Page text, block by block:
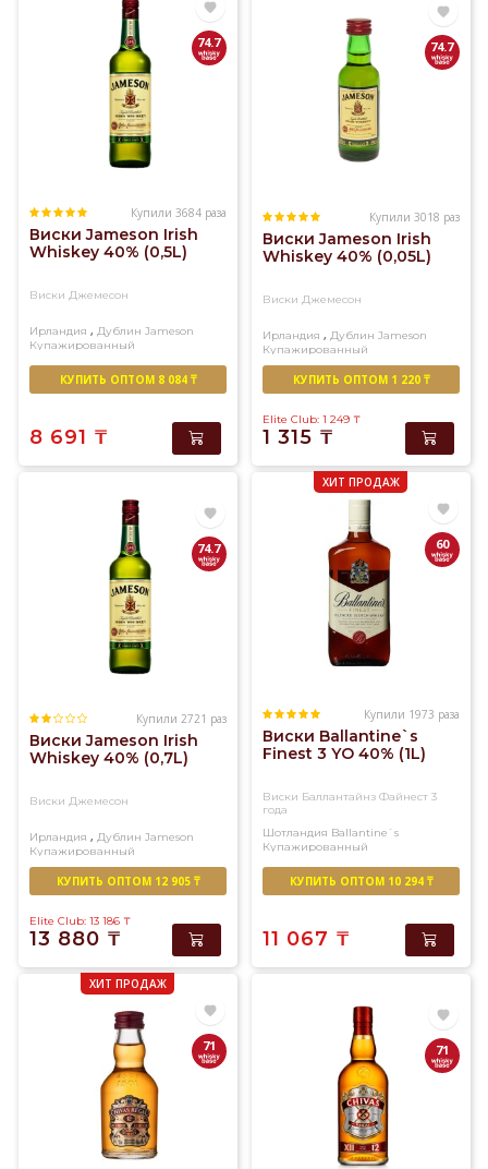
74.7
Купили 3684 раза
Виски Jameson Irish
Whiskey 40% (0,5L)
Виски Джемесон
Ирландия , Дублин Jameson
Купажированный
КУПИТЬ ОПТОМ 8 084 ₸
8 691 ₸
74.7
Купили 3018 раз
Виски Jameson Irish
Whiskey 40% (0,05L)
Виски Джемесон
Ирландия , Дублин Jameson
Купажированный
КУПИТЬ ОПТОМ 1 220 ₸
Elite Club: 1 249 ₸
1 315 ₸
74.7
Купили 2721 раз
Виски Jameson Irish
Whiskey 40% (0,7L)
Виски Джемесон
Ирландия , Дублин Jameson
Купажированный
КУПИТЬ ОПТОМ 12 905 ₸
Elite Club: 13 186 ₸
13 880 ₸
ХИТ ПРОДАЖ
60
Купили 1973 раза
Виски Ballantine`s
Finest 3 YO 40% (1L)
Виски Баллантайнз Файнест 3
года
Шотландия Ballantine`s
Купажированный
КУПИТЬ ОПТОМ 10 294 ₸
11 067 ₸
ХИТ ПРОДАЖ
71 71